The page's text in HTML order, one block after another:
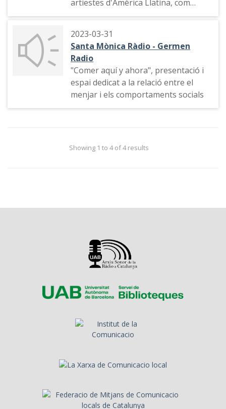
artiestes d'Amèrica Llatina, com
Sandra Gamarra
2023-03-31
Santa Mònica Ràdio - Germen
Radio
"Comer aquí y ahora", presentació i
espai dedicat a la relació entre el
menjar i els comportaments socials
Showing 1 to 4 of 4 results